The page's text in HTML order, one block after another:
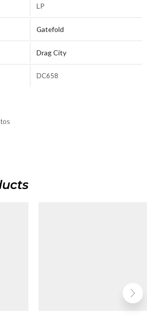
LP
Gatefold
Drag City
DC658